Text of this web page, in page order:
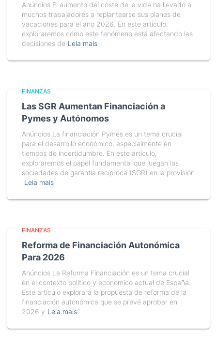
Anúncios El aumento del coste de la vida ha llevado a
muchos trabajadores a replantearse sus planes de
vacaciones para el año 2026. En este artículo,
exploraremos cómo este fenómeno está afectando las
decisiones de Leia mais
FINANZAS
Las SGR Aumentan Financiación a
Pymes y Autónomos
Anúncios La financiación Pymes es un tema crucial
para el desarrollo económico, especialmente en
tiempos de incertidumbre. En este artículo,
exploraremos el papel fundamental que juegan las
sociedades de garantía recíproca (SGR) en la provisión
Leia mais
FINANZAS
Reforma de Financiación Autonómica
Para 2026
Anúncios La Reforma Financiación es un tema crucial
en el contexto político y económico actual de España.
Este artículo explorará la propuesta de reforma de la
financiación autonómica que se prevé aprobar en
2026 y Leia mais